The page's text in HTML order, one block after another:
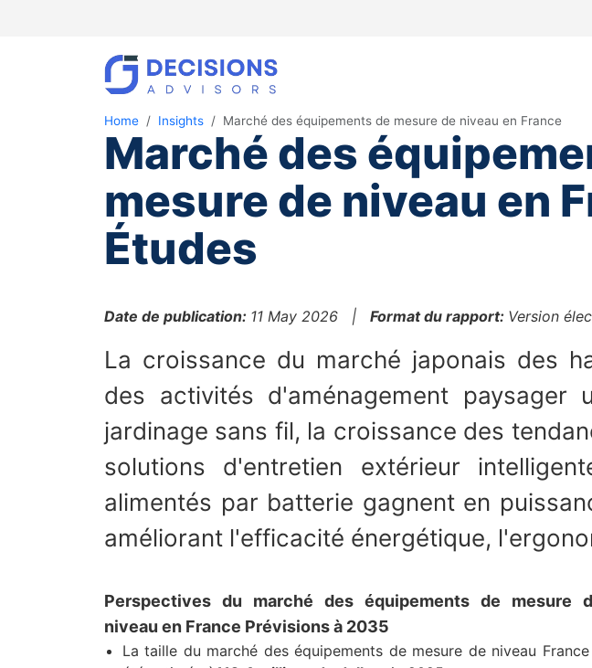
Home Insights Marché des équipements de mesure de niveau en France
Marché des
mesure de niveau en
Études
Date de publication: 11 May 2026 | Format du rapport: Version
La croissance du marché japonais des
des activités d'aménagement paysager
jardinage sans fil, la croissance des
solutions d'entretien extérieur
alimentés par batterie gagnent en
améliorant l'efficacité énergétique,
Perspectives du marché des équipements de mesure
niveau en France Prévisions à 2035
La taille du marché des équipements de mesure de niveau France